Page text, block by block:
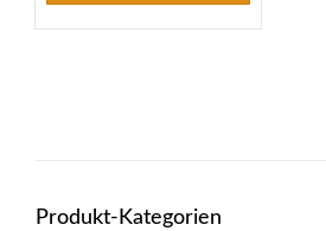
Produkt-Kategorien